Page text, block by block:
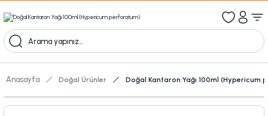
Kampanyalı Ürünleri Görüntüle
Anasayfa Doğal Ürünler Doğal Kantaron Yağı 100ml (Hypericum